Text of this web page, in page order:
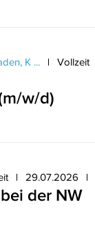
K ... Vollzeit
w/d)
29.07.2026
der NW